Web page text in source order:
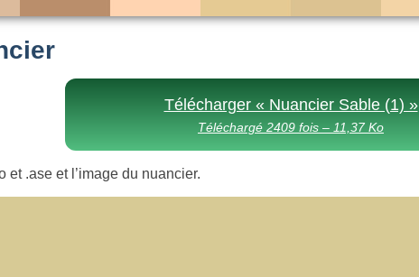
Télécharger « Nuancier Sable (1) »
Téléchargé 2409 fois – 11,37 Ko
et .ase et l’image du nuancier.